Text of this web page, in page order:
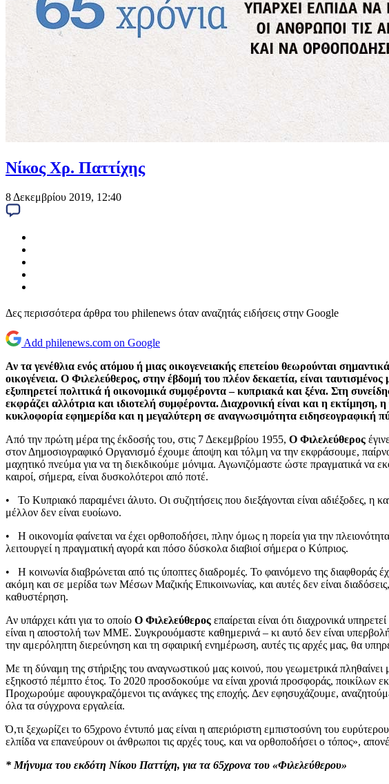
Νίκος Χρ. Παττίχης
8 Δεκεμβρίου 2019, 12:40
Δες περισσότερα άρθρα του philenews όταν αναζητάς ειδήσεις στην Google
Add philenews.com on Google
Αν τα γενέθλια ενός ατόμου ή μιας οικογενειακής επετείου θεωρούνται
οικογένεια. Ο Φιλελεύθερος, στην έβδομή του πλέον δεκαετία, είναι
εξυπηρετεί πολιτικά ή οικονομικά συμφέροντα – κυπριακά και ξένα. Στη
εκφράζει αλλότρια και ιδιοτελή συμφέροντα. Διαχρονική είναι και η
κυκλοφορία εφημερίδα και η μεγαλύτερη σε αναγνωσιμότητα ειδησεογραφική
Από την πρώτη μέρα της έκδοσής του, στις 7 Δεκεμβρίου 1955, Ο Φιλελεύθερος
στον Δημοσιογραφικό Οργανισμό έχουμε άποψη και τόλμη να την εκφράσουμε,
μαχητικό πνεύμα για να τη διεκδικούμε μόνιμα. Αγωνιζόμαστε ώστε πραγματικά να
καιροί, σήμερα, είναι δυσκολότεροι από ποτέ.
• Το Κυπριακό παραμένει άλυτο. Οι συζητήσεις που διεξάγονται είναι αδιέξοδες, η
μέλλον δεν είναι ευοίωνο.
• Η οικονομία φαίνεται να έχει ορθοποδήσει, πλην όμως η πορεία για την
λειτουργεί η πραγματική αγορά και πόσο δύσκολα διαβιοί σήμερα ο Κύπριος.
• Η κοινωνία διαβρώνεται από τις ύποπτες διαδρομές. Το φαινόμενο της διαφθοράς
ακόμη και σε μερίδα των Μέσων Μαζικής Επικοινωνίας, και αυτές δεν είναι
καθυστέρηση.
Αν υπάρχει κάτι για το οποίο Ο Φιλελεύθερος επαίρεται είναι ότι διαχρονικά
είναι η αποστολή των ΜΜΕ. Συγκρουόμαστε καθημερινά – κι αυτό δεν είναι
την αμερόληπτη διερεύνηση και τη σφαιρική ενημέρωση, αυτές τις αρχές μας, θα
Με τη δύναμη της στήριξης του αναγνωστικού μας κοινού, που γεωμετρικά
εξηκοστό πέμπτο έτος. Το 2020 προσδοκούμε να είναι χρονιά προσφοράς, ποικίλων
Προχωρούμε αφουγκραζόμενοι τις ανάγκες της εποχής. Δεν εφησυχάζουμε,
όλα τα σύγχρονα εργαλεία.
Ό,τι ξεχωρίζει το 65χρονο έντυπό μας είναι η απεριόριστη εμπιστοσύνη του
ελπίδα να επανεύρουν οι άνθρωποι τις αρχές τους, και να ορθοποδήσει ο τόπος»,
* Μήνυμα του εκδότη Νίκου Παττίχη, για τα 65χρονα του «Φιλελεύθερου»